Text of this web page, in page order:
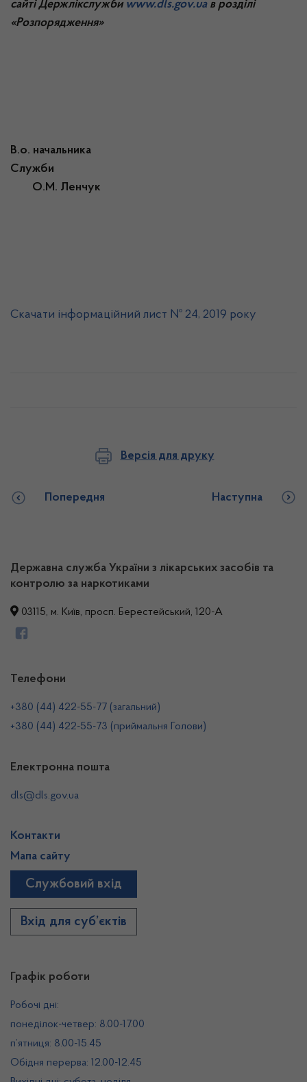
сайті Держлікслужби www.dls.gov.uaв розділі
«Розпорядження»
В.о. начальника
Служби
О.М. Ленчук
Скачати інформаційний лист № 24, 2019 року
Версія для друку
Попередня Наступна
Державна служба України з лікарських засобів та
контролю за наркотиками
03115, м. Київ, просп. Берестейський, 120-А
Графік роботи
Робочі дні:
понеділок-четвер: 8.00-17.00
п’ятниця: 8.00-15.45
Обідня перерва: 12.00-12.45
Телефони
+380 (44) 422-55-77 (загальний)
+380 (44) 422-55-73 (приймальня Голови)
Електронна пошта
dls@dls.gov.ua
Контакти
Мапа сайту
Службовий вхід
Вхід для суб’єктів